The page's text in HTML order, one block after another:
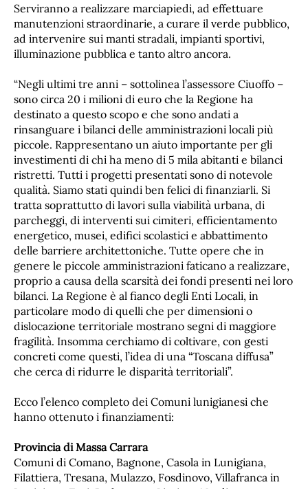
Serviranno a realizzare marciapiedi, ad effettuare
manutenzioni straordinarie, a curare il verde pubblico,
ad intervenire sui manti stradali, impianti sportivi,
illuminazione pubblica e tanto altro ancora.
“Negli ultimi tre anni – sottolinea l’assessore Ciuoffo –
sono circa 20 i milioni di euro che la Regione ha
destinato a questo scopo e che sono andati a
rinsanguare i bilanci delle amministrazioni locali più
piccole. Rappresentano un aiuto importante per gli
investimenti di chi ha meno di 5 mila abitanti e bilanci
ristretti. Tutti i progetti presentati sono di notevole
qualità. Siamo stati quindi ben felici di finanziarli. Si
tratta soprattutto di lavori sulla viabilità urbana, di
parcheggi, di interventi sui cimiteri, efficientamento
energetico, musei, edifici scolastici e abbattimento
delle barriere architettoniche. Tutte opere che in
genere le piccole amministrazioni faticano a realizzare,
proprio a causa della scarsità dei fondi presenti nei loro
bilanci. La Regione è al fianco degli Enti Locali, in
particolare modo di quelli che per dimensioni o
dislocazione territoriale mostrano segni di maggiore
fragilità. Insomma cerchiamo di coltivare, con gesti
concreti come questi, l’idea di una “Toscana diffusa”
che cerca di ridurre le disparità territoriali”.
Ecco l’elenco completo dei Comuni lunigianesi che
hanno ottenuto i finanziamenti:
Provincia di Massa Carrara
Comuni di Comano, Bagnone, Casola in Lunigiana,
Filattiera, Tresana, Mulazzo, Fosdinovo, Villafranca in